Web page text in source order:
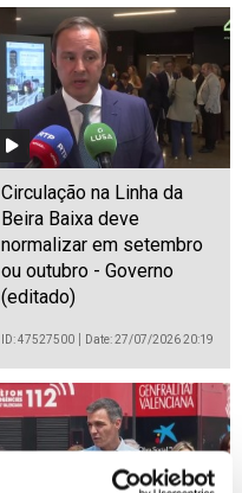
Circulação na Linha da
Beira Baixa deve
normalizar em setembro
ou outubro - Governo
(editado)
ID: 47527500 Date: 27/07/2026 20:19